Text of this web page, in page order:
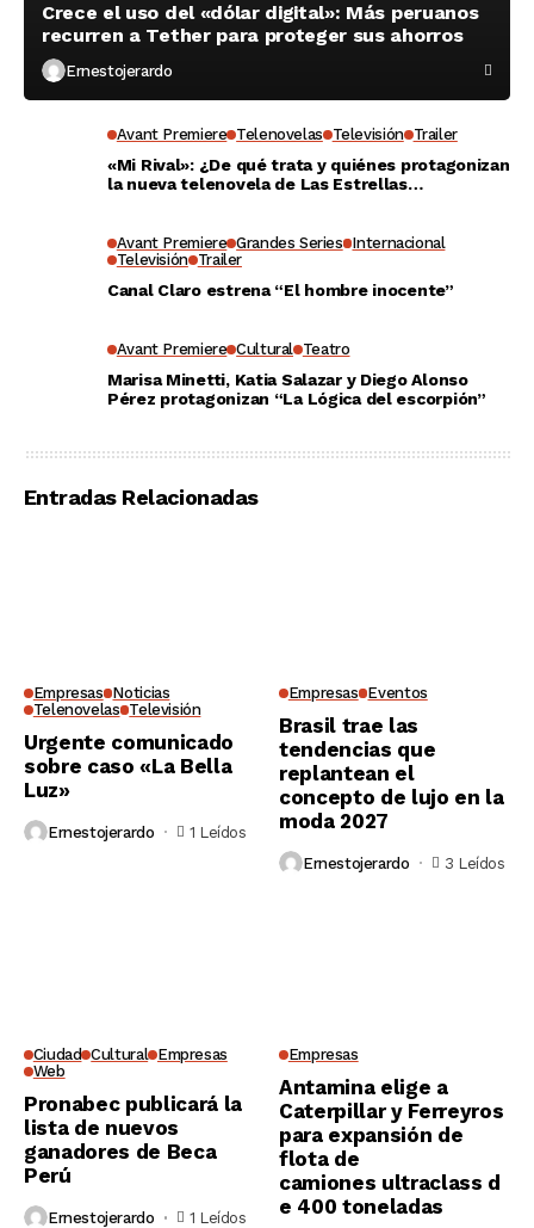
Crece el uso del «dólar digital»: Más peruanos
recurren a Tether para proteger sus ahorros
Ernestojerardo
Avant Premiere Telenovelas Televisión Trailer
«Mi Rival»: ¿De qué trata y quiénes protagonizan
la nueva telenovela de Las Estrellas
Avant Premiere Grandes Series Internacional
Televisión Trailer
Canal Claro estrena “El hombre inocente”
Avant Premiere Cultural Teatro
Marisa Minetti, Katia Salazar y Diego Alonso
Pérez protagonizan “La Lógica del escorpión”
Entradas Relacionadas
Empresas Noticias
Telenovelas Televisión
Urgente comunicado
sobre caso «La Bella
Luz»
Ernestojerardo 1 Leídos
Empresas Eventos
Brasil trae las
tendencias que
replantean el
concepto de lujo en la
moda 2027
Ernestojerardo 3 Leídos
Ciudad Cultural Empresas
Web
Pronabec publicará la
lista de nuevos
ganadores de Beca
Perú
Ernestojerardo 1 Leídos
Empresas
Antamina elige a
Caterpillar y Ferreyros
para expansión de
flota de
camiones ultraclass d
e 400 toneladas